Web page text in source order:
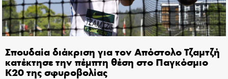
Σπουδαία διάκριση για τον Απόστολο Τζαμτζή
κατέκτησε την πέμπτη θέση στο Παγκόσμιο
Κ20 της σφυροβολίας